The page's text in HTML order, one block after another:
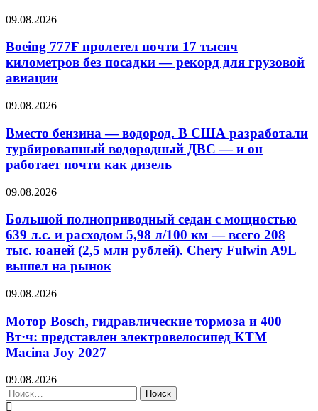
09.08.2026
Boeing 777F пролетел почти 17 тысяч
километров без посадки — рекорд для грузовой
авиации
09.08.2026
Вместо бензина — водород. В США разработали
турбированный водородный ДВС — и он
работает почти как дизель
09.08.2026
Большой полноприводный седан с мощностью
639 л.с. и расходом 5,98 л/100 км — всего 208
тыс. юаней (2,5 млн рублей). Chery Fulwin A9L
вышел на рынок
09.08.2026
Мотор Bosch, гидравлические тормоза и 400
Вт·ч: представлен электровелосипед KTM
Macina Joy 2027
09.08.2026
Найти: